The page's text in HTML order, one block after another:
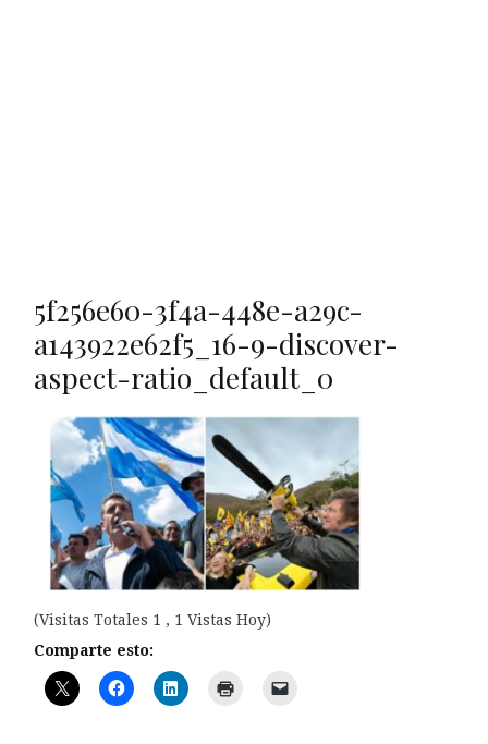
5f256e60-3f4a-448e-a29c-
a143922e62f5_16-9-discover-
aspect-ratio_default_0
(Visitas Totales 1 , 1 Vistas Hoy)
Comparte esto: